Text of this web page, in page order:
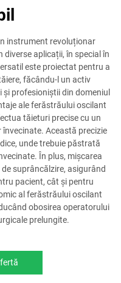
instrument revoluționar
aplicații, în special în
este proiectat pentru a
făcându-l un activ
profesioniștii din domeniul
ale ferăstrăului oscilant
tăieturi precise cu un
Această precizie
unde trebuie păstrată
În plus, mișcarea
suprâncălzire, asigurând
pacient, cât și pentru
al ferăstrăului oscilant
obosirea operatorului
prelungite.